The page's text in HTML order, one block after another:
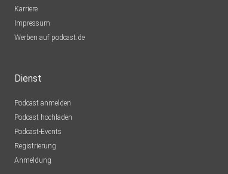
Karriere
Impressum
Werben auf podcast.de
Dienst
Podcast anmelden
Podcast hochladen
Podcast-Events
Registrierung
Anmeldung